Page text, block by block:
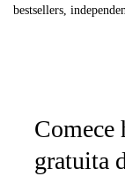
bestsellers,
Comece
gratuita